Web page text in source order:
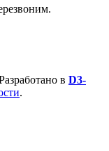
в D3-
.